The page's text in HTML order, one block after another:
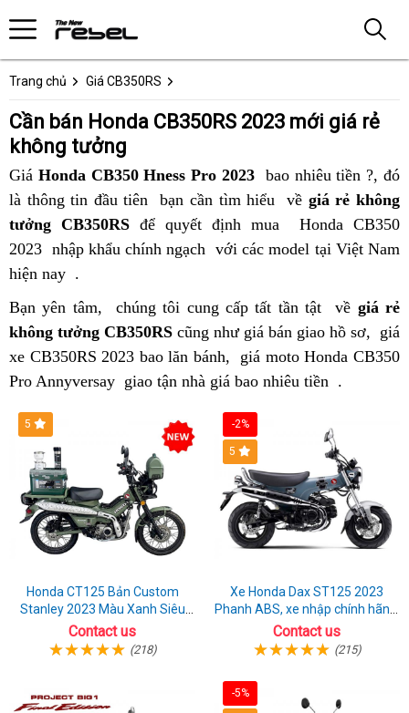
Trang chủ Giá CB350RS
Cần bán Honda CB350RS 2023 mới giá rẻ
không tưởng
Giá Honda CB350 Hness Pro 2023 Đức
bao nhiêu tiền bán
giá
sập
?, đó
là thông tin đầu tiên
cửa
hàng
nào
giá
rẻ
nhất?
bạn cần tìm hiểu
siêu
giá
2023
về giá rẻ không
tưởng CB350RS để quyết định mua classic
Honda CB350
2023 siêu
rẻ
giá
CB350RS
2023
nhập khẩu chính ngạch bền
với các model tại Việt Nam
hiện nay bán
CB350RS
giá
sập
.
Bạn yên tâm,
đấu
giá
chúng tôi cung cấp tất tần tật
bán
CB350RS
giá
sập
về giá rẻ
không tưởng CB350RS cũng như giá bán giao hồ sơ, bán
giá
xe CB350RS 2023 bao lăn bánh,
siêu
thị
giá moto Honda CB350
Pro Annyversay giá
CB350RS
2023
giao tận nhà giá bao nhiêu tiền xe
lướt
.
5
Honda CT125 Bản Custom
Stanley 2023 Màu Xanh Siêu
Chất
Contact us
(218)
-2%
5
Xe Honda Dax ST125 2023
Phanh ABS, xe nhập chính hãng,
bán online giá rẻ
Contact us
(215)
-5%